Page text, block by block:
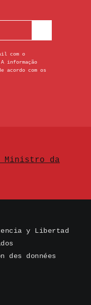
com o
informação
acordo com os
y Libertad
des données